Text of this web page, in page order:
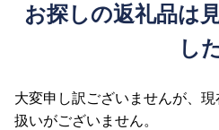
お探しの返礼品は
し
大変申し訳ございませんが、
扱いがございません。